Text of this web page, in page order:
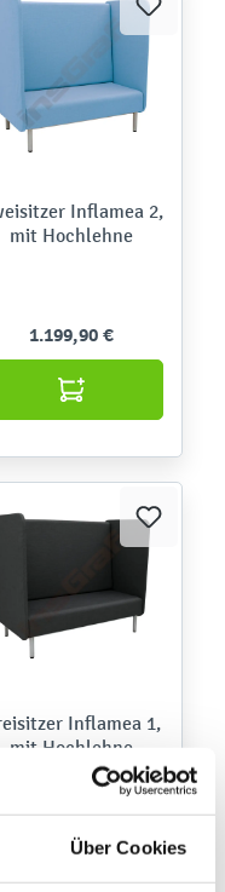
Über Cookies
Inflamea 2,
mit Hochlehne
1.199,90 €
Inflamea 1,
mit Hochlehne
1.099,90 €